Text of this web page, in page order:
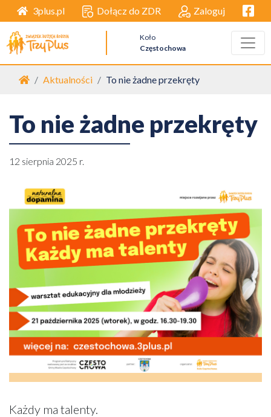
3plus.pl Dołącz do ZDR Zaloguj
Koło
Częstochowa
Strona główna
Aktualności To nie żadne przekręty
To nie żadne przekręty
12 sierpnia 2025 r.
Każdy ma talenty.